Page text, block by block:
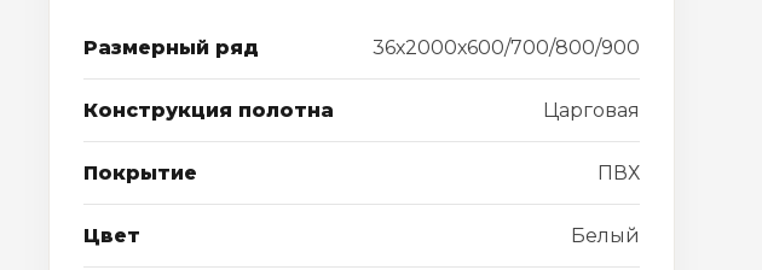
Размерный ряд 36х2000х600/700/800/900
Конструкция полотна Царговая
Покрытие ПВХ
Цвет Белый